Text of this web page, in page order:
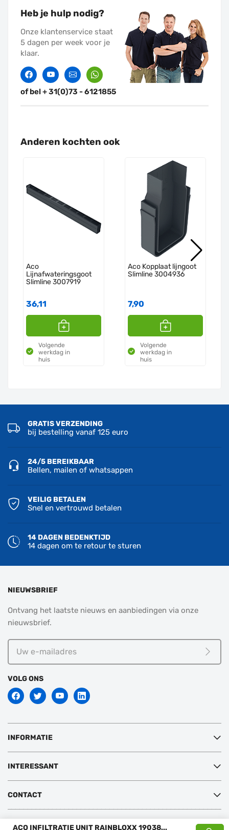
ACO INFILTRATIE UNIT RAINBLOXX 19038...
Heb je hulp nodig?
Onze klantenservice staat
5 dagen per week voor je
klaar.
FacebookTwitterContactWhatssapp
of bel + 31(0)73 - 6121855
Anderen kochten ook
Aco
Lijnafwateringsgoot
Slimline 3007919
36,11
Volgende
werkdag in
huis
Aco Kopplaat lijngoot
Slimline 3004936
7,90
Volgende
werkdag in
huis
GRATIS VERZENDING
bij bestelling vanaf 125 euro
24/5 BEREIKBAAR
Bellen, mailen of whatsappen
VEILIG BETALEN
Snel en vertrouwd betalen
14 DAGEN BEDENKTIJD
14 dagen om te retour te sturen
NIEUWSBRIEF
Ontvang het laatste nieuws en aanbiedingen via onze
nieuwsbrief.
Meld
VOLG ONS
INFORMATIE
INTERESSANT
CONTACT
Copyright © 2026 Sanispecials BV